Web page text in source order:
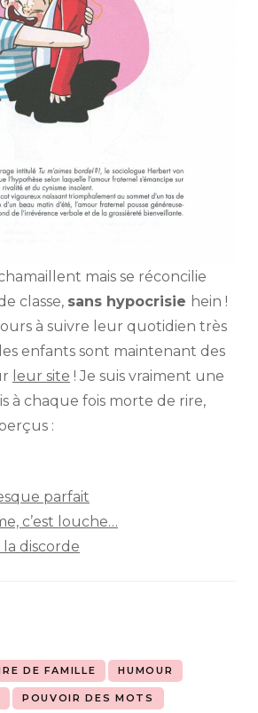
mais se réconcilie
classe, sans hypocrisie hein !
à suivre leur quotidien très
enfants sont maintenant des
leur site ! Je suis vraiment une
à chaque fois morte de rire,
:
parfait
c’est louche…
la discorde
DE FAMILLE HUMOUR
POUVOIR DES MOTS